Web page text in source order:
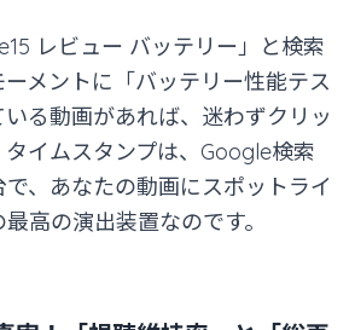
レビュー バッテリー」と検索
ーメントに「バッテリー性能テス
いる動画があれば、迷わずクリッ
イムスタンプは、Google検索
、あなたの動画にスポットライ
高の演出装置なのです。